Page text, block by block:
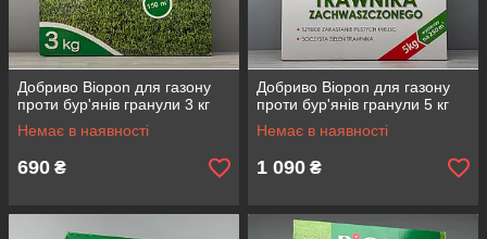
Добриво Biopon для газону
проти бур'янів гранули 3 кг
Немає в наявності
690 ₴
Добриво Biopon для газону
проти бур'янів гранули 5 кг
Немає в наявності
1 090 ₴